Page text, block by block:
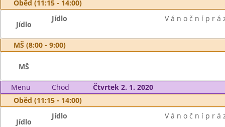
Oběd (11:15 - 14:00)
Jídlo
Jídlo V á n o č n í p r á
MŠ (8:00 - 9:00)
MŠ
Menu Chod
Čtvrtek 2. 1. 2020
Oběd (11:15 - 14:00)
Jídlo
Jídlo V á n o č n í p r á